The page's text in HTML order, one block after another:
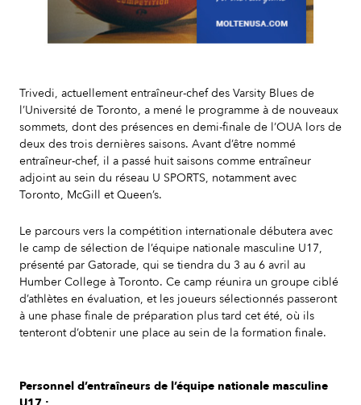
Trivedi, actuellement entraîneur-chef des Varsity Blues de
l’Université de Toronto, a mené le programme à de nouveaux
sommets, dont des présences en demi-finale de l’OUA lors de
deux des trois dernières saisons. Avant d’être nommé
entraîneur-chef, il a passé huit saisons comme entraîneur
adjoint au sein du réseau U SPORTS, notamment avec
Toronto, McGill et Queen’s.
Le parcours vers la compétition internationale débutera avec
le camp de sélection de l’équipe nationale masculine U17,
présenté par Gatorade, qui se tiendra du 3 au 6 avril au
Humber College à Toronto. Ce camp réunira un groupe ciblé
d’athlètes en évaluation, et les joueurs sélectionnés passeront
à une phase finale de préparation plus tard cet été, où ils
tenteront d’obtenir une place au sein de la formation finale.
Personnel d’entraîneurs de l’équipe nationale masculine